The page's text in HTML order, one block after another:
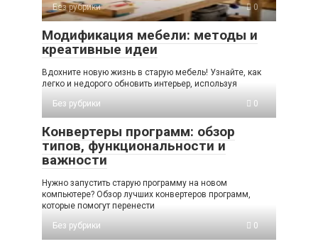
Без рубрики 0
Модификация мебели: методы и
креативные идеи
Вдохните новую жизнь в старую мебель! Узнайте, как
легко и недорого обновить интерьер, используя
Без рубрики
0
Конвертеры программ: обзор
типов, функциональности и
важности
Нужно запустить старую программу на новом
компьютере? Обзор лучших конвертеров программ,
которые помогут перенести
Без рубрики
0